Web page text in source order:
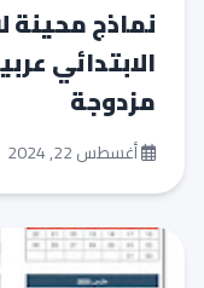
نماذج محينة
الابتدائي
مزدوجة
أغسطس 22, 2024